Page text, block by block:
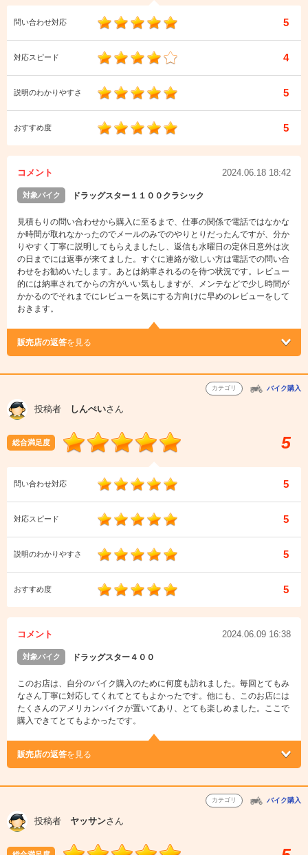
問い合わせ対応 5
対応スピード 4
説明のわかりやすさ 5
おすすめ度 5
コメント 2024.06.18 18:42
対象バイク ドラッグスター１１００クラシック
見積もりの問い合わせから購入に至るまで、仕事の関係で電話ではなかな
か時間が取れなかったのでメールのみでのやりとりだったんですが、分か
りやすく丁寧に説明してもらえましたし、返信も水曜日の定休日意外は次
の日までには返事が来てました。すぐに連絡が欲しい方は電話での問い合
わせをお勧めいたします。あとは納車されるのを待つ状況です。レビュー
的には納車されてからの方がいい気もしますが、メンテなどで少し時間が
かかるのでそれまでにレビューを気にする方向けに早めのレビューをして
おきます。
販売店の返答を見る
カテゴリ バイク購入
投稿者 しんぺいさん
総合満足度 5
問い合わせ対応 5
対応スピード 5
説明のわかりやすさ 5
おすすめ度 5
コメント 2024.06.09 16:38
対象バイク ドラッグスター４００
このお店は、自分のバイク購入のために何度も訪れました。毎回とてもみ
なさん丁寧に対応してくれてとてもよかったです。他にも、このお店には
たくさんのアメリカンバイクが置いてあり、とても楽しめました。ここで
購入できてとてもよかったです。
販売店の返答を見る
カテゴリ バイク購入
投稿者 ヤッサンさん